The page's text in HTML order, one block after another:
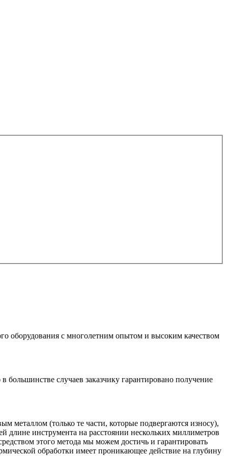
оборудования с многолетним опытом и высоким качеством
случаев заказчику гарантировано получение
металлом (только те части, которые подвергаются износу),
длине инструмента на расстоянии нескольких миллиметров
этого метода мы можем достичь и гарантировать
обработки имеет проникающее действие на глубину